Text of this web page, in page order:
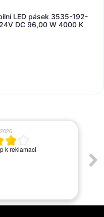
LED pásek 3535-192-
DC 96,00 W 4000 K
k reklamaci